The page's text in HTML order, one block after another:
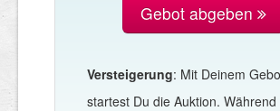
Gebot abgeben
Versteigerung: Mit Deinem
startest Du die Auktion. Während